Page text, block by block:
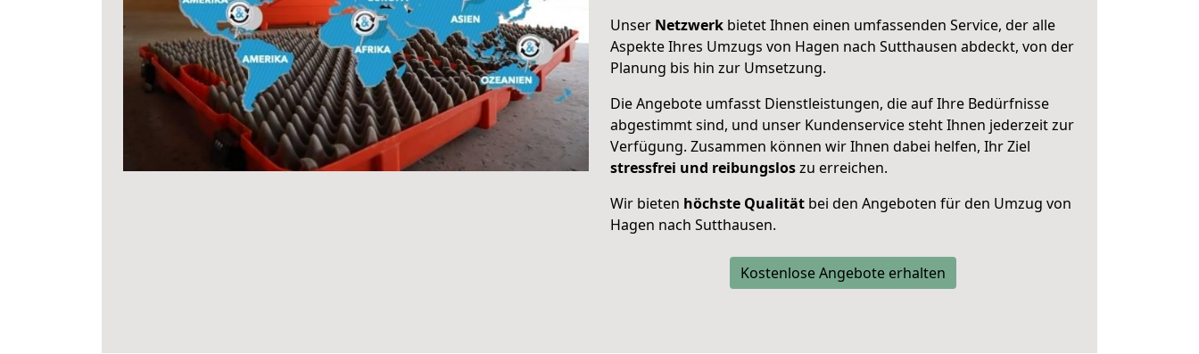
Unser Netzwerk bietet Ihnen einen umfassenden Service, der alle
Aspekte Ihres Umzugs von Hagen nach Sutthausen abdeckt, von der
Planung bis hin zur Umsetzung.
Die Angebote umfasst Dienstleistungen, die auf Ihre Bedürfnisse
abgestimmt sind, und unser Kundenservice steht Ihnen jederzeit zur
Verfügung. Zusammen können wir Ihnen dabei helfen, Ihr Ziel
stressfrei und reibungsloszu erreichen.
Wir bieten höchste Qualität bei den Angeboten für den Umzug von
Hagen nach Sutthausen.
Kostenlose Angebote erhalten